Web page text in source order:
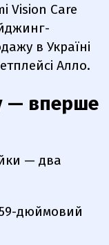
Vision Care
в Україні
Алло.
— вперше
— два
дюймовий